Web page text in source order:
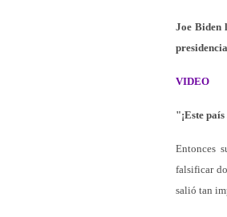
Joe Biden
VIDEO
"¡Este
Entonces
falsificar
salió tan